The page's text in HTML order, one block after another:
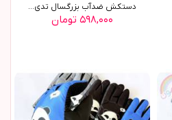
دستکش ضدآب بزرگسال تدي(9579)
۵۹۸,۰۰۰ تومان